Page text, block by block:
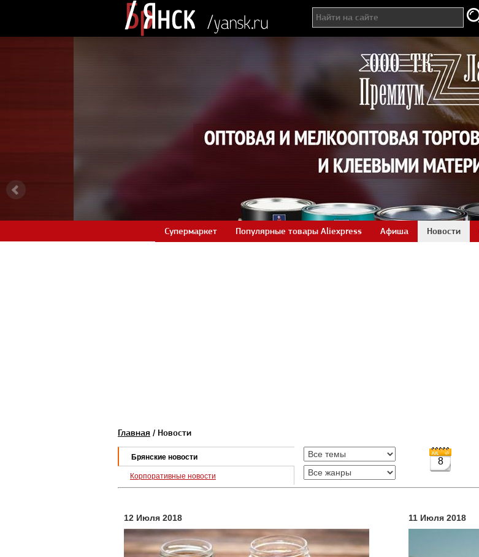
Супермаркет Популярные товары Aliexpress Афиша Новости
Главная / Новости
Брянские новости
Корпоративные новости
8
12 Июля 2018 11 Июля 2018